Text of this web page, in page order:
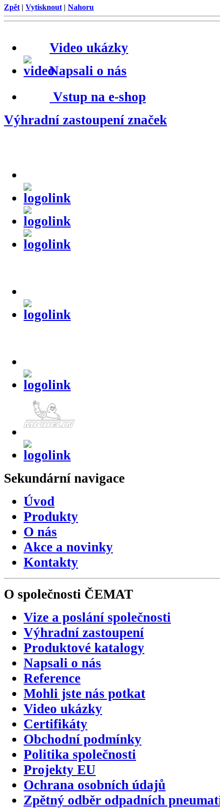
Zpět | Vytisknout | Nahoru
Video ukázky
Napsali o nás
Vstup na e-shop
Výhradní zastoupení značek
Sekundární navigace
Úvod
Produkty
O nás
Akce a novinky
Kontakty
O společnosti ČEMAT
Vize a poslání společnosti
Výhradní zastoupení
Produktové katalogy
Napsali o nás
Reference
Mohli jste nás potkat
Video ukázky
Certifikáty
Obchodní podmínky
Politika společnosti
Projekty EU
Ochrana osobních údajů
Zpětný odběr odpadních